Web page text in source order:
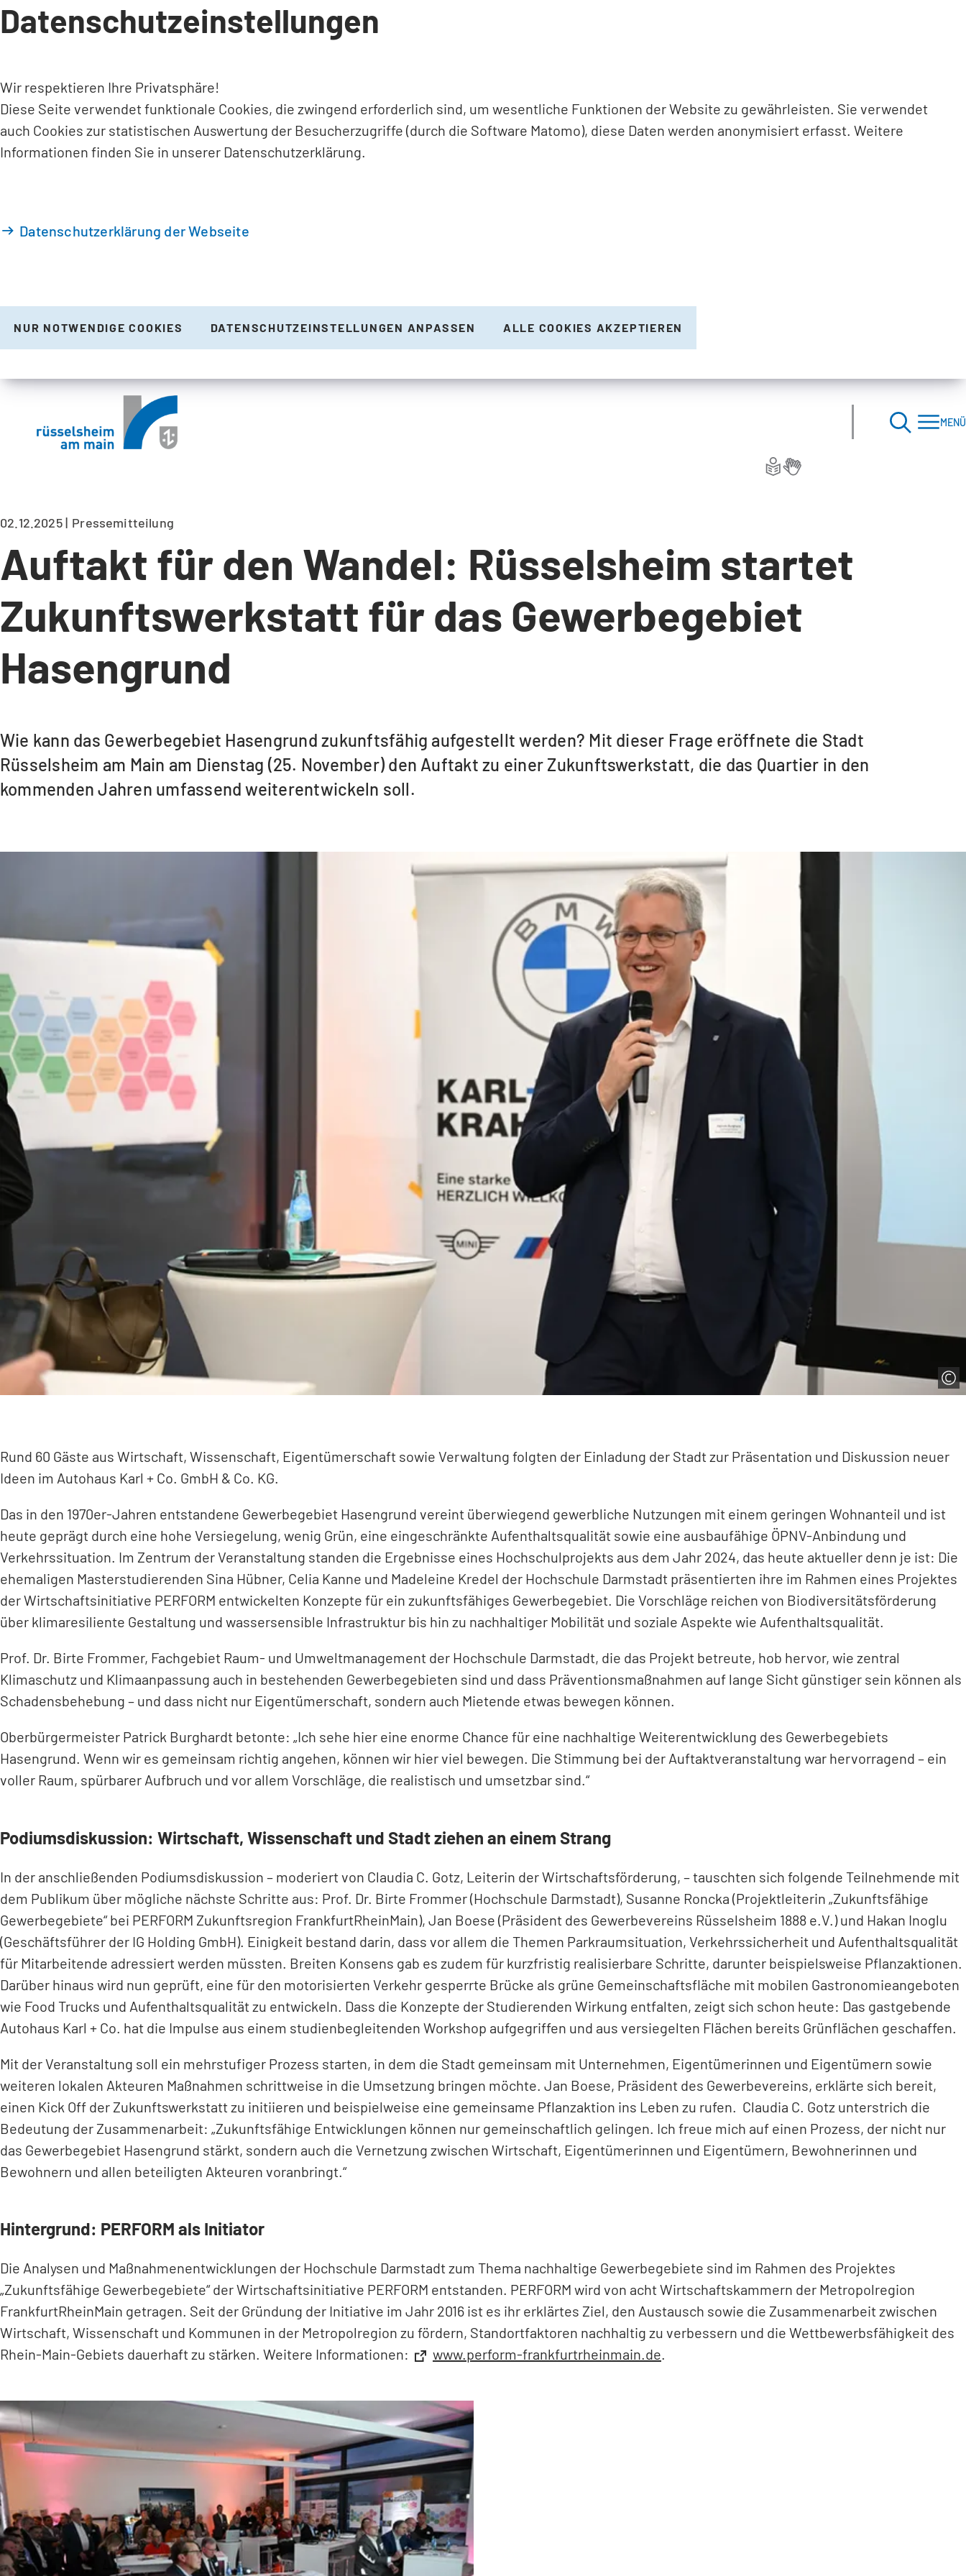
INHALT ANSPRINGEN
Datenschutzeinstellungen
Wir respektieren Ihre Privatsphäre!
Diese Seite verwendet funktionale Cookies, die zwingend erforderlich sind, um wesentliche Funktionen der Website zu gewährleisten. Sie verwendet
auch Cookies zur statistischen Auswertung der Besucherzugriffe (durch die Software Matomo), diese Daten werden anonymisiert erfasst. Weitere
Informationen finden Sie in unserer Datenschutzerklärung.
Datenschutzerklärung der Webseite
NUR NOTWENDIGE COOKIES DATENSCHUTZEINSTELLUNGEN ANPASSEN ALLE COOKIES AKZEPTIEREN
MENÜ
02.12.2025 Pressemitteilung
Auftakt für den Wandel: Rüsselsheim startet
Zukunftswerkstatt für das Gewerbegebiet
Hasengrund
Wie kann das Gewerbegebiet Hasengrund zukunftsfähig aufgestellt werden? Mit dieser Frage eröffnete die Stadt
Rüsselsheim am Main am Dienstag (25. November) den Auftakt zu einer Zukunftswerkstatt, die das Quartier in den
kommenden Jahren umfassend weiterentwickeln soll.
Rund 60 Gäste aus Wirtschaft, Wissenschaft, Eigentümerschaft sowie Verwaltung folgten der Einladung der Stadt zur Präsentation und Diskussion neuer
Ideen im Autohaus Karl + Co. GmbH & Co. KG.
Das in den 1970er-Jahren entstandene Gewerbegebiet Hasengrund vereint überwiegend gewerbliche Nutzungen mit einem geringen Wohnanteil und ist
heute geprägt durch eine hohe Versiegelung, wenig Grün, eine eingeschränkte Aufenthaltsqualität sowie eine ausbaufähige ÖPNV-Anbindung und
Verkehrssituation. Im Zentrum der Veranstaltung standen die Ergebnisse eines Hochschulprojekts aus dem Jahr 2024, das heute aktueller denn je ist: Die
ehemaligen Masterstudierenden Sina Hübner, Celia Kanne und Madeleine Kredel der Hochschule Darmstadt präsentierten ihre im Rahmen eines Projektes
der Wirtschaftsinitiative PERFORM entwickelten Konzepte für ein zukunftsfähiges Gewerbegebiet. Die Vorschläge reichen von Biodiversitätsförderung
über klimaresiliente Gestaltung und wassersensible Infrastruktur bis hin zu nachhaltiger Mobilität und soziale Aspekte wie Aufenthaltsqualität.
Prof. Dr. Birte Frommer, Fachgebiet Raum- und Umweltmanagement der Hochschule Darmstadt, die das Projekt betreute, hob hervor, wie zentral
Klimaschutz und Klimaanpassung auch in bestehenden Gewerbegebieten sind und dass Präventionsmaßnahmen auf lange Sicht günstiger sein können als
Schadensbehebung – und dass nicht nur Eigentümerschaft, sondern auch Mietende etwas bewegen können.
Oberbürgermeister Patrick Burghardt betonte: „Ich sehe hier eine enorme Chance für eine nachhaltige Weiterentwicklung des Gewerbegebiets
Hasengrund. Wenn wir es gemeinsam richtig angehen, können wir hier viel bewegen. Die Stimmung bei der Auftaktveranstaltung war hervorragend – ein
voller Raum, spürbarer Aufbruch und vor allem Vorschläge, die realistisch und umsetzbar sind.“
Podiumsdiskussion: Wirtschaft, Wissenschaft und Stadt ziehen an einem Strang
In der anschließenden Podiumsdiskussion – moderiert von Claudia C. Gotz, Leiterin der Wirtschaftsförderung, – tauschten sich folgende Teilnehmende mit
dem Publikum über mögliche nächste Schritte aus: Prof. Dr. Birte Frommer (Hochschule Darmstadt), Susanne Roncka (Projektleiterin „Zukunftsfähige
Gewerbegebiete“ bei PERFORM Zukunftsregion FrankfurtRheinMain), Jan Boese (Präsident des Gewerbevereins Rüsselsheim 1888 e.V.) und Hakan Inoglu
(Geschäftsführer der IG Holding GmbH). Einigkeit bestand darin, dass vor allem die Themen Parkraumsituation, Verkehrssicherheit und Aufenthaltsqualität
für Mitarbeitende adressiert werden müssten. Breiten Konsens gab es zudem für kurzfristig realisierbare Schritte, darunter beispielsweise Pflanzaktionen.
Darüber hinaus wird nun geprüft, eine für den motorisierten Verkehr gesperrte Brücke als grüne Gemeinschaftsfläche mit mobilen Gastronomieangeboten
wie Food Trucks und Aufenthaltsqualität zu entwickeln. Dass die Konzepte der Studierenden Wirkung entfalten, zeigt sich schon heute: Das gastgebende
Autohaus Karl + Co. hat die Impulse aus einem studienbegleitenden Workshop aufgegriffen und aus versiegelten Flächen bereits Grünflächen geschaffen.
Mit der Veranstaltung soll ein mehrstufiger Prozess starten, in dem die Stadt gemeinsam mit Unternehmen, Eigentümerinnen und Eigentümern sowie
weiteren lokalen Akteuren Maßnahmen schrittweise in die Umsetzung bringen möchte. Jan Boese, Präsident des Gewerbevereins, erklärte sich bereit,
einen Kick Off der Zukunftswerkstatt zu initiieren und beispielweise eine gemeinsame Pflanzaktion ins Leben zu rufen. Claudia C. Gotz unterstrich die
Bedeutung der Zusammenarbeit: „Zukunftsfähige Entwicklungen können nur gemeinschaftlich gelingen. Ich freue mich auf einen Prozess, der nicht nur
das Gewerbegebiet Hasengrund stärkt, sondern auch die Vernetzung zwischen Wirtschaft, Eigentümerinnen und Eigentümern, Bewohnerinnen und
Bewohnern und allen beteiligten Akteuren voranbringt.“
Hintergrund: PERFORM als Initiator
Die Analysen und Maßnahmenentwicklungen der Hochschule Darmstadt zum Thema nachhaltige Gewerbegebiete sind im Rahmen des Projektes
„Zukunftsfähige Gewerbegebiete“ der Wirtschaftsinitiative PERFORM entstanden. PERFORM wird von acht Wirtschaftskammern der Metropolregion
FrankfurtRheinMain getragen. Seit der Gründung der Initiative im Jahr 2016 ist es ihr erklärtes Ziel, den Austausch sowie die Zusammenarbeit zwischen
Wirtschaft, Wissenschaft und Kommunen in der Metropolregion zu fördern, Standortfaktoren nachhaltig zu verbessern und die Wettbewerbsfähigkeit des
Rhein-Main-Gebiets dauerhaft zu stärken. Weitere Informationen:
www.perform-frankfurtrheinmain.de
(Öffnet
einem
neuen
Tab)